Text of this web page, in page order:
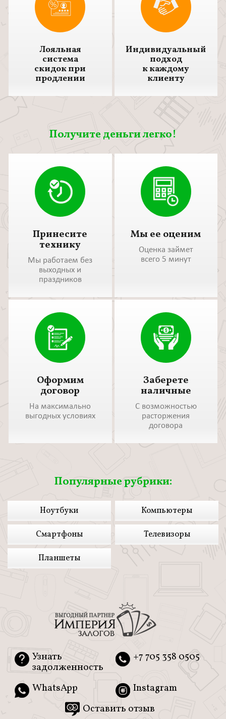
Лояльная
система
скидок при
продлении
Индивидуальный
подход
к каждому
клиенту
Получите деньги легко!
Принесите
технику
Мы работаем без
выходных и
праздников
Мы ее оценим
Оценка займет
всего 5 минут
Оформим
договор
На максимально
выгодных условиях
Заберете
наличные
С возможностью
расторжения
договора
Популярные рубрики:
Ноутбуки Компьютеры
Смартфоны Телевизоры
Планшеты
Узнать
задолженность
+7 705 358 0505
WhatsApp
Instagram
Оставить отзыв